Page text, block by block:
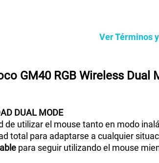
Ver Términos
GM40 RGB Wireless Dual
DUAL MODE
de utilizar el mouse tanto en modo
total para adaptarse a cualquier
para seguir utilizando el mouse